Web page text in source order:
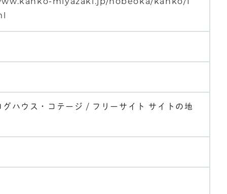
miyazaki.jp/nobeoka/kanko/1
グハウス・コテージ / フリーサイト サイトの地